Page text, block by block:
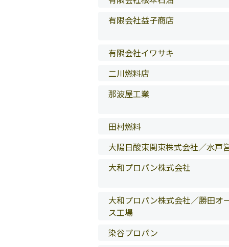
有限会社益子商店
有限会社イワサキ
二川燃料店
那波屋工業
田村燃料
大陽日酸東関東株式会社／水戸
大和プロパン株式会社
大和プロパン株式会社／勝田オ
ス工場
染谷プロパン